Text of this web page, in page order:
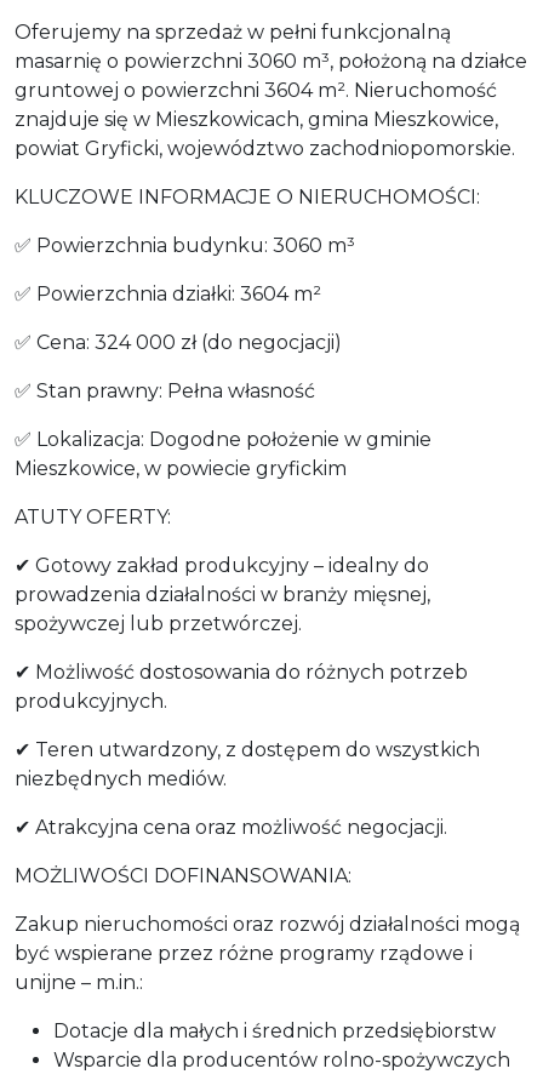
Oferujemy na sprzedaż w pełni funkcjonalną
masarnię o powierzchni 3060 m³, położoną na działce
gruntowej o powierzchni 3604 m². Nieruchomość
znajduje się w Mieszkowicach, gmina Mieszkowice,
powiat Gryficki, województwo zachodniopomorskie.
KLUCZOWE INFORMACJE O NIERUCHOMOŚCI:
✅ Powierzchnia budynku: 3060 m³
✅ Powierzchnia działki: 3604 m²
✅ Cena: 324 000 zł (do negocjacji)
✅ Stan prawny: Pełna własność
✅ Lokalizacja: Dogodne położenie w gminie
Mieszkowice, w powiecie gryfickim
ATUTY OFERTY:
✔ Gotowy zakład produkcyjny – idealny do
prowadzenia działalności w branży mięsnej,
spożywczej lub przetwórczej.
✔ Możliwość dostosowania do różnych potrzeb
produkcyjnych.
✔ Teren utwardzony, z dostępem do wszystkich
niezbędnych mediów.
✔ Atrakcyjna cena oraz możliwość negocjacji.
MOŻLIWOŚCI DOFINANSOWANIA:
Zakup nieruchomości oraz rozwój działalności mogą
być wspierane przez różne programy rządowe i
unijne – m.in.:
Dotacje dla małych i średnich przedsiębiorstw
Wsparcie dla producentów rolno-spożywczych